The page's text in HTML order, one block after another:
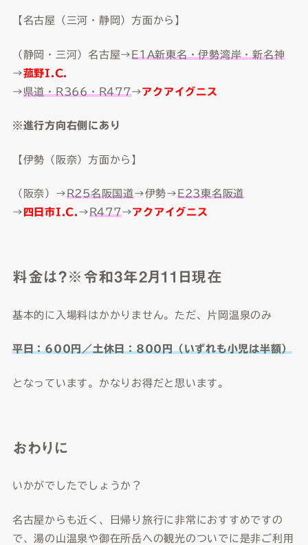
【名古屋（三河・静岡）方面から】
（静岡・三河）名古屋→ E1A新東名・伊勢湾岸・新名神
→菰野I.C.
→ 県道・ R366 ・ R477→アクアイグニス
※進行方向右側にあり
【伊勢（阪奈）方面から】
（阪奈）→R25名阪国道→伊勢→E23東名阪道
→ 四日市I.C. →R477→アクアイグニス
料金は？※令和3年2月11日現在
基本的に入場料はかかりません。ただ、片岡温泉のみ
平日：600円／土休日：800円（いずれも小児は半額）
となっています。かなりお得だと思います。
おわりに
いかがでしたでしょうか？
名古屋からも近く、日帰り旅行に非常におすすめですの
で、湯の山温泉や御在所岳への観光のついでに是非ご利用